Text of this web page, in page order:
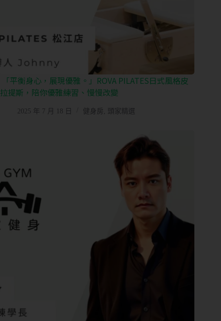
「平衡身心，展現優雅。」ROVA PILATES日式風格皮
拉提斯，陪你優雅練習、慢慢改變
2025 年 7 月 18 日 健身房 頭家精選